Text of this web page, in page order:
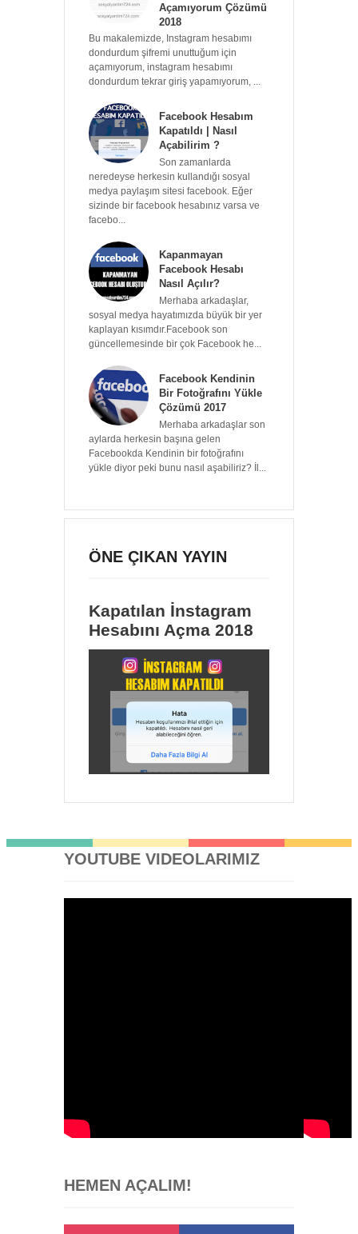
Açamıyorum Çözümü
2018
Bu makalemizde, Instagram hesabımı
dondurdum şifremi unuttuğum için
açamıyorum, instagram hesabımı
dondurdum tekrar giriş yapamıyorum, ...
Facebook Hesabım
Kapatıldı | Nasıl
Açabilirim ?
Son zamanlarda
neredeyse herkesin kullandığı sosyal
medya paylaşım sitesi facebook. Eğer
sizinde bir facebook hesabınız varsa ve
facebo...
Kapanmayan
Facebook Hesabı
Nasıl Açılır?
Merhaba arkadaşlar,
sosyal medya hayatımızda büyük bir yer
kaplayan kısımdır.Facebook son
güncellemesinde bir çok Facebook he...
Facebook Kendinin
Bir Fotoğrafını Yükle
Çözümü 2017
Merhaba arkadaşlar son
aylarda herkesin başına gelen
Facebookda Kendinin bir fotoğrafını
yükle diyor peki bunu nasıl aşabiliriz? İl...
ÖNE ÇIKAN YAYIN
Kapatılan İnstagram
Hesabını Açma 2018
YOUTUBE VIDEOLARIMIZ
HEMEN AÇALIM!